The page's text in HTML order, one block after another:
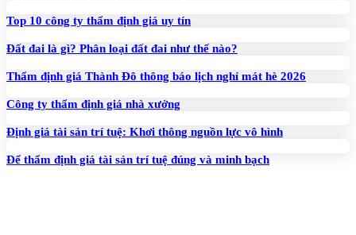
Top 10 công ty thẩm định giá uy tín
Đất đai là gì? Phân loại đất đai như thế nào?
Thẩm định giá Thành Đô thông báo lịch nghỉ mát hè 2026
Công ty thẩm định giá nhà xưởng
Định giá tài sản trí tuệ: Khơi thông nguồn lực vô hình
Để thẩm định giá tài sản trí tuệ đúng và minh bạch